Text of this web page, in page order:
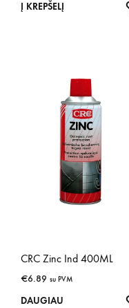
Į KREPŠELĮ
CRC Zinc Ind 400ML
€6.89 su PVM
DAUGIAU